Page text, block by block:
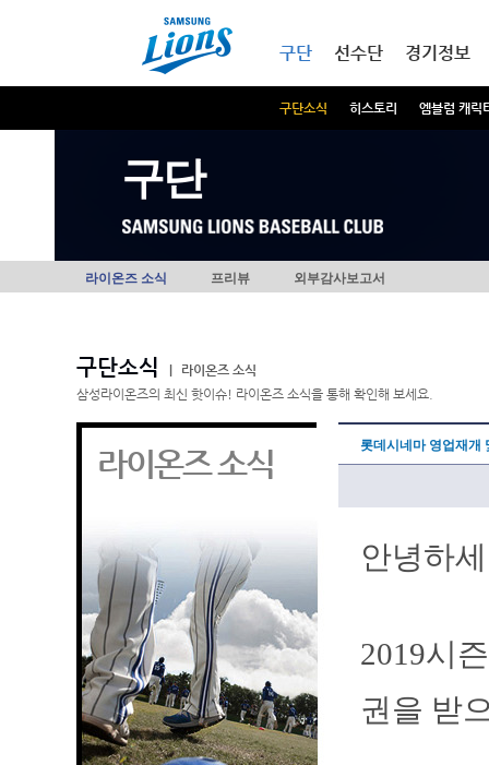
구단
구단소식 히스토리 엠블럼 캐릭
선수단 경기정보
구단
라이온즈 소식 프리뷰 외부감사보고서
구단소식
라이온즈 소식
삼성라이온즈의 최신 핫이슈! 라이온즈 소식을 통해 확인해 보세요.
라이온즈 소식 롯데시네마 영업재개
안녕하
2019시
권을 받